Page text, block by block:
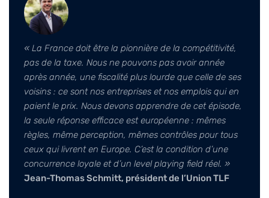
« La France doit être la pionnière de la compétitivité,
pas de la taxe. Nous ne pouvons pas avoir année
après année, une fiscalité plus lourde que celle de ses
voisins : ce sont nos entreprises et nos emplois qui en
paient le prix. Nous devons apprendre de cet épisode,
la seule réponse efficace est européenne : mêmes
règles, même perception, mêmes contrôles pour tous
ceux qui livrent en Europe. C’est la condition d’une
concurrence loyale et d’un level playing field réel. »
Jean-Thomas Schmitt, président de l’Union TLF